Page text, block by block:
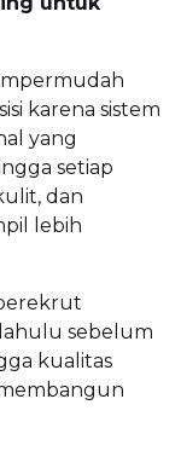
karena sistem
yang
setiap
dan
lebih
sebelum
kualitas